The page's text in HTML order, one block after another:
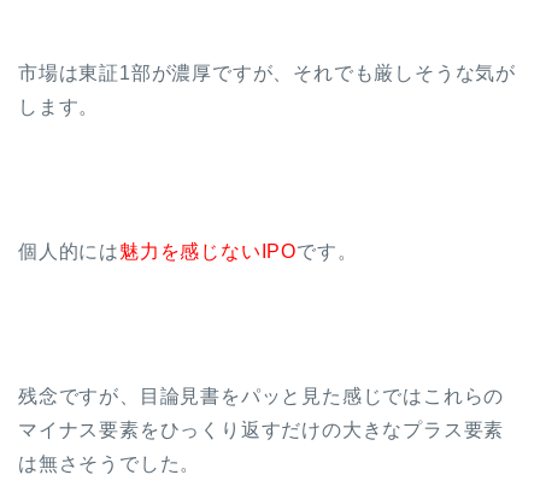
市場は東証1部が濃厚ですが、それでも厳しそうな気が
します。
個人的には魅力を感じないIPOです。
残念ですが、目論見書をパッと見た感じではこれらの
マイナス要素をひっくり返すだけの大きなプラス要素
は無さそうでした。